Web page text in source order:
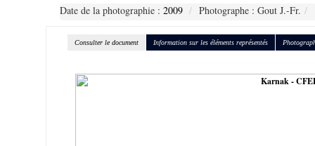
Date de la photographie : 2009 Photographe : Gout J.-Fr.
Consulter le document Information sur les éléments représentés